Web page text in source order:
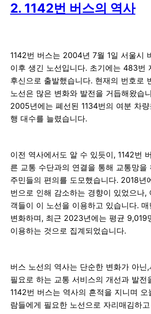
2. 1142번 버스의 역사
1142번 버스는 2004년 7월 1일 서울시
이후 생긴 노선입니다. 초기에는 483번
후신으로 출발했습니다. 현재의 번호로
노선은 많은 변화와 발전을 거듭해왔습
2005년에는 폐선된 1134번의 여분 차
행 대수를 늘렸습니다.
이전 역사에서도 알 수 있듯이, 1142번
른 교통 수단과의 연결을 통해 교통망을
주민들의 편의를 도모했습니다. 2018년
번으로 인해 감소하는 경향이 있었으나,
객들이 이 노선을 이용하고 있습니다.
변화하며, 최근 2023년에는 평균 9,019
이용하는 것으로 집계되었습니다.
버스 노선의 역사는 단순한 변화가 아닌
필요로 하는 교통 서비스의 개선과 발전
1142번 버스는 역사의 흔적을 지니며
람들에게 필요한 노선으로 자리매김하